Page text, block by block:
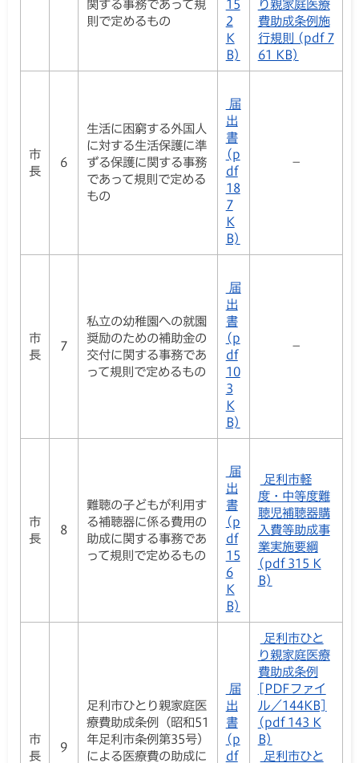
関する事務であって規
則で定めるもの
15
2
K
B)
り親家庭医療
費助成条例施
行規則 (pdf 7
61 KB)
市
長
6
生活に困窮する外国人
に対する生活保護に準
ずる保護に関する事務
であって規則で定める
もの
届
出
書
(p
df
18
7
K
B)
－
市
長
7
私立の幼稚園への就園
奨励のための補助金の
交付に関する事務であ
って規則で定めるもの
届
出
書
(p
df
10
3
K
B)
－
市
長
8
難聴の子どもが利用す
る補聴器に係る費用の
助成に関する事務であ
って規則で定めるもの
届
出
書
(p
df
15
6
K
B)
足利市軽
度・中等度難
聴児補聴器購
入費等助成事
業実施要綱
(pdf 315 K
B)
市
長
9
足利市ひとり親家庭医
療費助成条例（昭和51
年足利市条例第35号）
による医療費の助成に
届
出
書
(p
df
足利市ひと
り親家庭医療
費助成条例
[PDFファイ
ル／144KB]
(pdf 143 K
B)
足利市ひと